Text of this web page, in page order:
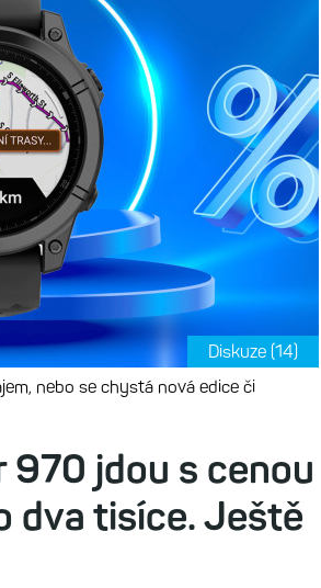
Diskuze (14)
nebo se chystá nová edice či
970 jdou s cenou
dva tisíce. Ještě